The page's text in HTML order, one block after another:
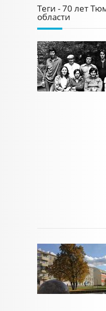
Теги - 70 лет
области